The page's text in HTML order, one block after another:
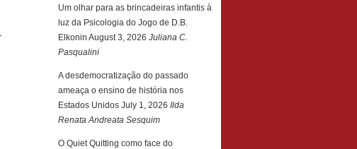
Um olhar para as brincadeiras infantis à
luz da Psicologia do Jogo de D.B.
Elkonin August 3, 2026 Juliana C.
Pasqualini
A desdemocratização do passado
ameaça o ensino de história nos
Estados Unidos July 1, 2026 Ilda
Renata Andreata Sesquim
O Quiet Quitting como face do